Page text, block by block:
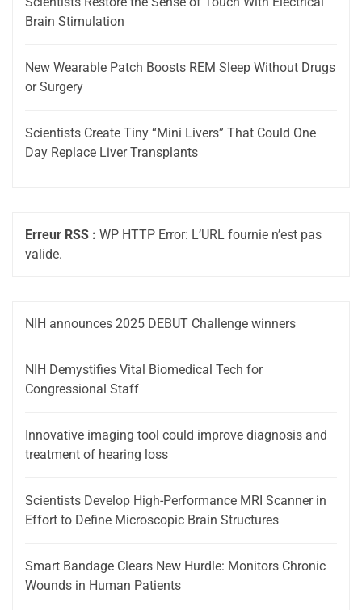
Brain Stimulation
New Wearable Patch Boosts REM Sleep Without Drugs
or Surgery
Scientists Create Tiny “Mini Livers” That Could One
Day Replace Liver Transplants
Erreur RSS : WP HTTP Error: L’URL fournie n’est pas
valide.
NIH announces 2025 DEBUT Challenge winners
NIH Demystifies Vital Biomedical Tech for
Congressional Staff
Innovative imaging tool could improve diagnosis and
treatment of hearing loss
Scientists Develop High-Performance MRI Scanner in
Effort to Define Microscopic Brain Structures
Smart Bandage Clears New Hurdle: Monitors Chronic
Wounds in Human Patients